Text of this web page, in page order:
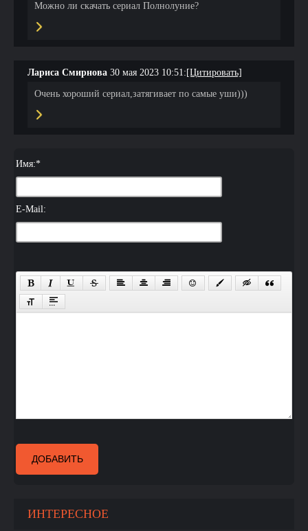
Можно ли скачать сериал Полнолуние?
Лариса Смирнова 30 мая 2023 10:51: [Цитировать]
Очень хороший сериал,затягивает по самые уши)))
Имя:*
E-Mail:
ДОБАВИТЬ
ИНТЕРЕСНОЕ